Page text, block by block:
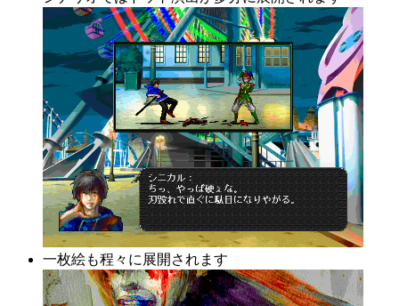
一枚絵も程々に展開されます